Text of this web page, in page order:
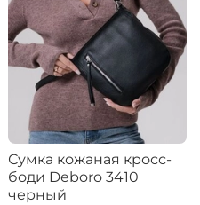
Сумка кожаная кросс-
боди Deboro 3410
черный